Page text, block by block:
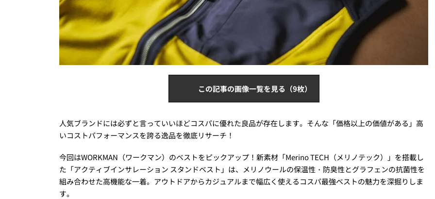
この記事の画像一覧を見る（9枚）
人気ブランドには必ずと言っていいほどコスパに優れた良品が存在します。そんな「価格以上の価値がある」高
いコストパフォーマンスを誇る逸品を徹底リサーチ！
今回はWORKMAN（ワークマン）のベストをピックアップ！新素材「Merino TECH（メリノテック）」を搭載し
た「アクティブインサレーション スタンドベスト」は、メリノウールの保温性・防臭性とグラフェンの抗菌性を
組み合わせた高機能な一着。アウトドアからカジュアルまで幅広く使えるコスパ最強ベストの魅力を深掘りしま
す。